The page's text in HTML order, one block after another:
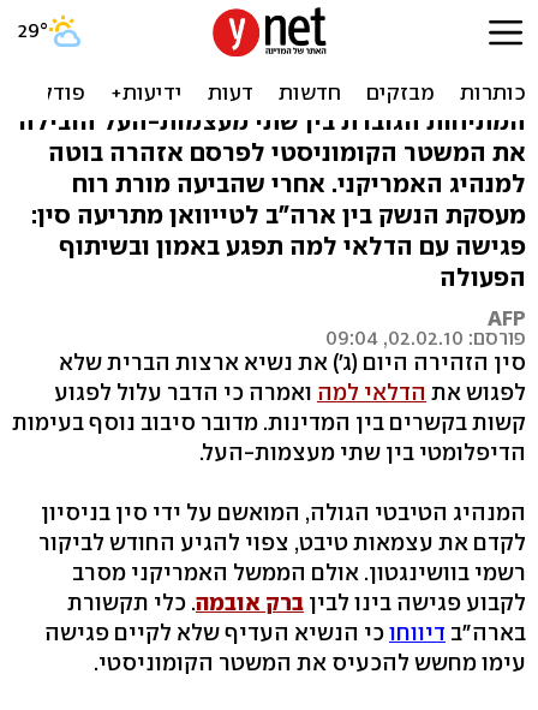
סין מזהירה את אובמה: אל
תיפגש עם הדלאי למה
המתיחות הגוברת בין שתי מעצמות-העל הובילה
את המשטר הקומוניסטי לפרסם אזהרה בוטה
למנהיג האמריקני. אחרי שהביעה מורת רוח
מעסקת הנשק בין ארה"ב לטייוואן מתריעה סין:
פגישה עם הדלאי למה תפגע באמון ובשיתוף
הפעולה
AFP
פורסם: 02.02.10, 09:04
סין הזהירה היום (ג') את נשיא ארצות הברית שלא
לפגוש את הדלאי למה ואמרה כי הדבר עלול לפגוע
קשות בקשרים בין המדינות. מדובר סיבוב נוסף בעימות
הדיפלומטי בין שתי מעצמות-העל.
המנהיג הטיבטי הגולה, המואשם על ידי סין בניסיון
לקדם את עצמאות טיבט, צפוי להגיע החודש לביקור
רשמי בוושינגטון. אולם הממשל האמריקני מסרב
לקבוע פגישה בינו לבין ברק אובמה. כלי תקשורת
בארה"ב דיווחוכי הנשיא העדיף שלא לקיים פגישה
עימו מחשש להכעיס את המשטר הקומוניסטי.